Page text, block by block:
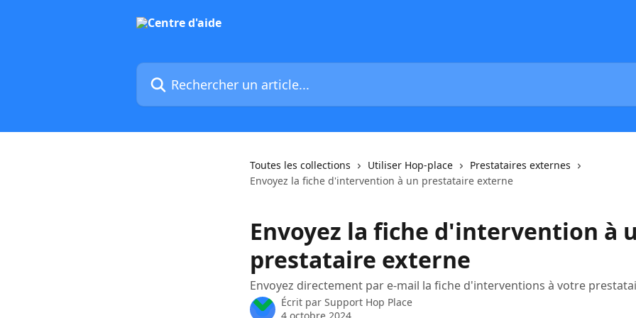
Rechercher un article...
Toutes les collections Utiliser Hop-place
Prestataires externes
Envoyez la fiche d'intervention à un prestataire externe
Envoyez la fiche d'intervention à
prestataire externe
Envoyez directement par e-mail la fiche d'interventions à votre
Écrit par Support Hop Place